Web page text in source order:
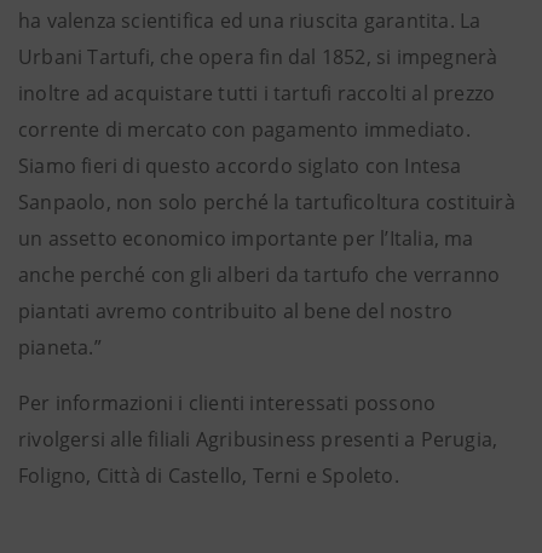
ha valenza scientifica ed una riuscita garantita. La
Urbani Tartufi, che opera fin dal 1852, si impegnerà
inoltre ad acquistare tutti i tartufi raccolti al prezzo
corrente di mercato con pagamento immediato.
Siamo fieri di questo accordo siglato con Intesa
Sanpaolo, non solo perché la tartuficoltura costituirà
un assetto economico importante per l’Italia, ma
anche perché con gli alberi da tartufo che verranno
piantati avremo contribuito al bene del nostro
pianeta.”
Per informazioni i clienti interessati possono
rivolgersi alle filiali Agribusiness presenti a Perugia,
Foligno, Città di Castello, Terni e Spoleto.